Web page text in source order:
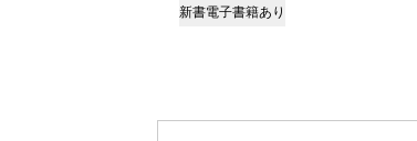
新書電子書籍あり